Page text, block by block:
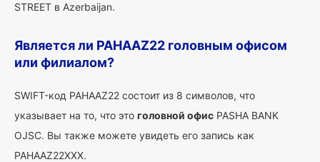
STREET в Azerbaijan.
Является ли PAHAAZ22 головным офисом
или филиалом?
SWIFT-код PAHAAZ22 состоит из 8 символов, что
указывает на то, что это головной офис PASHA BANK
OJSC. Вы также можете увидеть его запись как
PAHAAZ22XXX.